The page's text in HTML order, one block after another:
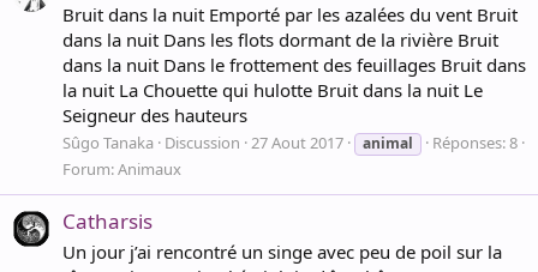
Bruit dans la nuit Emporté par les azalées du vent Bruit
dans la nuit Dans les flots dormant de la rivière Bruit
dans la nuit Dans le frottement des feuillages Bruit dans
la nuit La Chouette qui hulotte Bruit dans la nuit Le
Seigneur des hauteurs
Sûgo Tanaka Discussion 27 Aout 2017 animal
Réponses: 8
Forum:Animaux
Catharsis
Un jour j’ai rencontré un singe avec peu de poil sur la